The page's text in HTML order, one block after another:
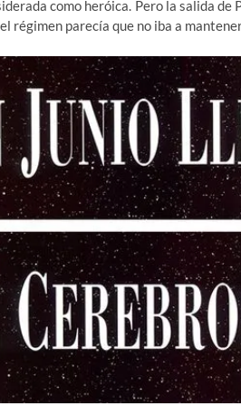
como heróica. Pero la salida
régimen parecía que no iba a